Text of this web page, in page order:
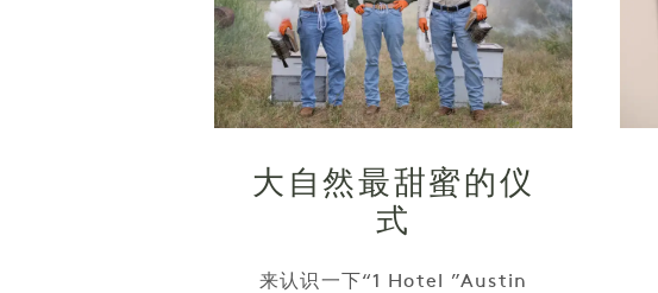
大自然最甜蜜的仪
式
来认识一下“1 Hotel ”Austin